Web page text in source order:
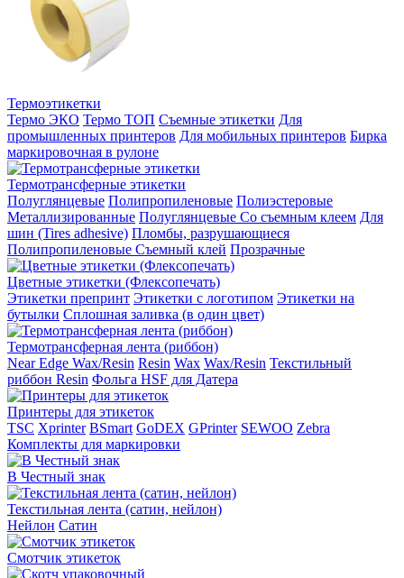
Термоэтикетки
Термо ЭКО Термо ТОП Съемные этикетки Для
промышленных принтеров Для мобильных принтеров Бирка
маркировочная в рулоне
Термотрансферные этикетки
Полуглянцевые Полипропиленовые Полиэстеровые
Металлизированные Полуглянцевые Со съемным клеем Для
шин (Tires adhesive) Пломбы, разрушающиеся
Полипропиленовые Съемный клей Прозрачные
Цветные этикетки (Флексопечать)
Этикетки препринт Этикетки с логотипом Этикетки на
бутылки Сплошная заливка (в один цвет)
Термотрансферная лента (риббон)
Near Edge Wax/Resin Resin Wax Wax/Resin Текстильный
риббон Resin Фольга HSF для Датера
Принтеры для этикеток
TSC Xprinter BSmart GoDEX GPrinter SEWOO Zebra
Комплекты для маркировки
В Честный знак
Текстильная лента (сатин, нейлон)
Нейлон Сатин
Смотчик этикеток